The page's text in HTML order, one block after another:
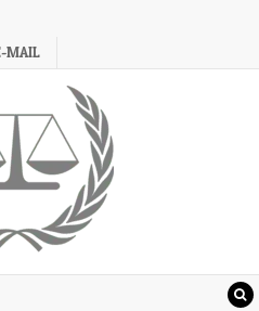
MAIL